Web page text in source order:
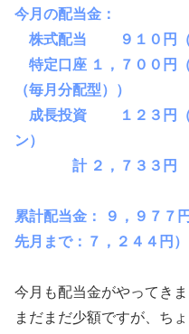
今月の配当金：
株式配当 ９１０円（
特定口座 １，７００ 円
（毎月分配型））
成長投資
１２３ 円
ン）
計 ２，７３３ 円
累計配当金： ９，９７７
先月まで： ７，２４４ 円）
今月も配当金がやってきま
まだまだ少額ですが、ち